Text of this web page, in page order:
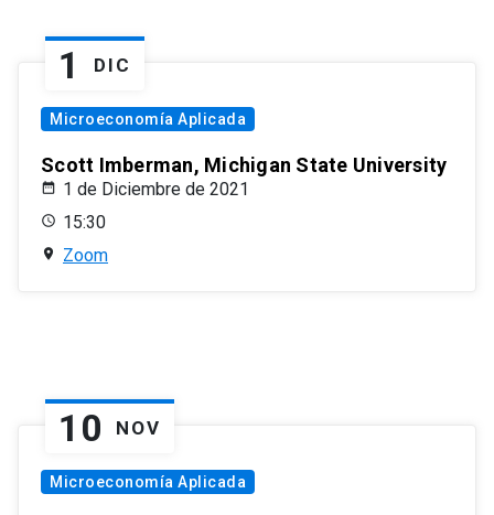
1 DIC
Microeconomía Aplicada
Scott Imberman, Michigan State University
1 de Diciembre de 2021
15:30
Zoom
10 NOV
Microeconomía Aplicada